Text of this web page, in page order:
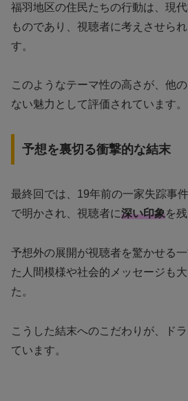
福羽地区の住民たちの行動は、現
ものであり、視聴者に考えさせら
す。
このようなテーマ性の高さが、他
ない魅力として評価されています。
予想を裏切る衝撃的な結末
最終回では、19年前の一家失踪事
で明かされ、視聴者に深い印象を
予想外の展開が視聴者を驚かせる
た人間模様や社会的メッセージも
た。
こうした結末へのこだわりが、ド
ています。